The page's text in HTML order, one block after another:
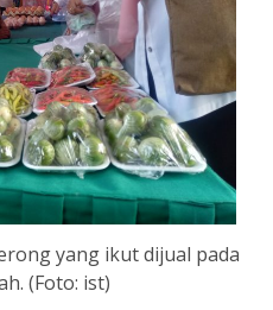
yang ikut dijual pada
(Foto: ist)